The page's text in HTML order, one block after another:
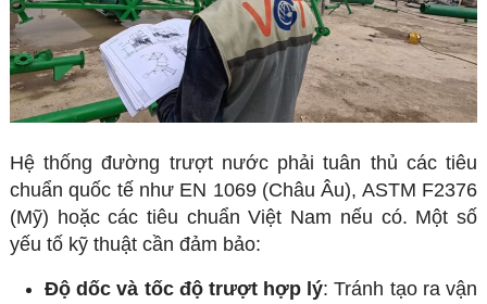
Hệ thống đường trượt nước phải tuân thủ các tiêu
chuẩn quốc tế như EN 1069 (Châu Âu), ASTM F2376
(Mỹ) hoặc các tiêu chuẩn Việt Nam nếu có. Một số
yếu tố kỹ thuật cần đảm bảo:
Độ dốc và tốc độ trượt hợp lý: Tránh tạo ra vận